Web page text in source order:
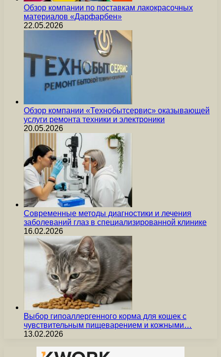
Обзор компании по поставкам лакокрасочных
материалов «Дарфарбен»
22.05.2026
Обзор компании «Технобытсервис» оказывающей
услуги ремонта техники и электроники
20.05.2026
Современные методы диагностики и лечения
заболеваний глаз в специализированной клинике
16.02.2026
Выбор гипоаллергенного корма для кошек с
чувствительным пищеварением и кожными…
13.02.2026